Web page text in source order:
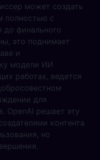
может создать
полностью с
финального
это поднимает
и
модели ИИ
работах, ведется
для
OpenAI решает эту
контента
но